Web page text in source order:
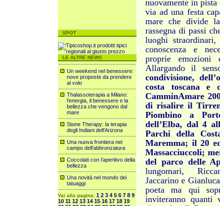
SPOT
LE ALTRE NEWS
Un weekend nel benessere:
nove proposte da prendere
al volo
Thalassoterapia a Milano:
l’energia, il benessere e la
bellezza che vengono dal
mare
Stone Therapy: la terapia
degli Indiani dell’Arizona
Una nuova frontiera nel
campo dell’abbronzatura
Coccolati con l’aperitivo della
bellezza
Una novità nel mondo dei
tatuaggi
Vai alla pagina: 1 2 3 4 5 6 7 8 9
10 11 12 13 14 15 16 17 18 19
nuovamente in
via ad una festa
mare che divide
rassegna di passi
luoghi
conoscenza e
proprie emozioni
Allargando il
condivisione,
costa toscana e
CamminAmare
di risalire il
Piombino a
dell’Elba, dal 4
Parchi della
Maremma; il 20
Massacciuccoli;
del parco delle
lungomari,
Jaccarino e
poeta ma qui
inviteranno quanti